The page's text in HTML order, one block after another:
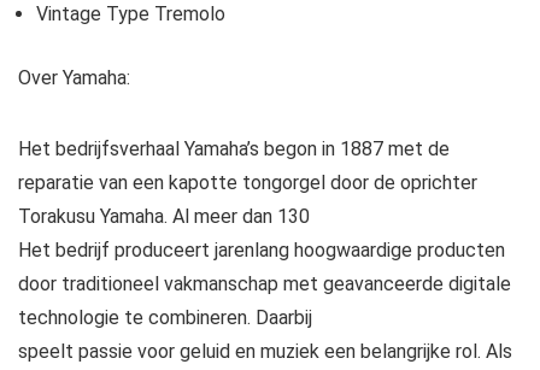
Vintage Type Tremolo
Over Yamaha:
Het bedrijfsverhaal Yamaha’s begon in 1887 met de
reparatie van een kapotte tongorgel door de oprichter
Torakusu Yamaha. Al meer dan 130
Het bedrijf produceert jarenlang hoogwaardige producten
door traditioneel vakmanschap met geavanceerde digitale
technologie te combineren. Daarbij
speelt passie voor geluid en muziek een belangrijke rol. Als